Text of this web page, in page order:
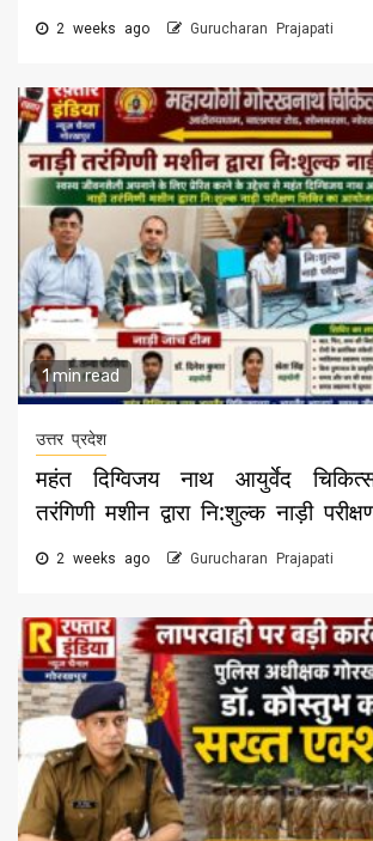
2 weeks ago Gurucharan Prajapati
1 min read
उत्तर प्रदेश
महंत दिग्विजय नाथ आयुर्वेद
तरंगिणी मशीन द्वारा नि:शुल्क नाड़ी
2 weeks ago Gurucharan Prajapati